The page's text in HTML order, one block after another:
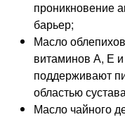
проникновение
барьер;
Масло
витаминов А, Е
поддерживают
областью
Масло чайного